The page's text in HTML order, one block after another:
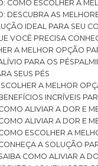
COMO ESCOLHER A
DESCUBRA AS
IDEAL PARA SEU
VOCÊ PRECISA
A MELHOR OPÇÃO
PARA OS PÉS
SEUS PÉS
A MELHOR
INCRÍVEIS
ALIVIAR A DOR E
ALIVIAR A DOR E
ESCOLHER A
A SOLUÇÃO
COMO ALIVIAR A